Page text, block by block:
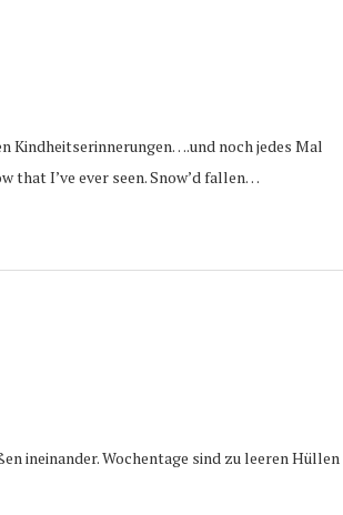
Kindheitserinnerungen….und noch jedes Mal
that I’ve ever seen. Snow’d fallen…
ineinander. Wochentage sind zu leeren Hüllen